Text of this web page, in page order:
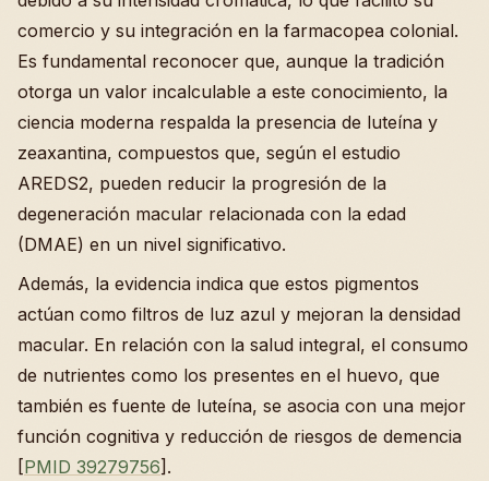
comercio y su integración en la farmacopea colonial.
Es fundamental reconocer que, aunque la tradición
otorga un valor incalculable a este conocimiento, la
ciencia moderna respalda la presencia de luteína y
zeaxantina, compuestos que, según el estudio
AREDS2, pueden reducir la progresión de la
degeneración macular relacionada con la edad
(DMAE) en un nivel significativo.
Además, la evidencia indica que estos pigmentos
actúan como filtros de luz azul y mejoran la densidad
macular. En relación con la salud integral, el consumo
de nutrientes como los presentes en el huevo, que
también es fuente de luteína, se asocia con una mejor
función cognitiva y reducción de riesgos de demencia
[PMID 39279756].